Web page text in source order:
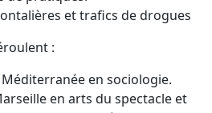
et trafics de drogues
:
Méditerranée en sociologie.
en arts du spectacle et